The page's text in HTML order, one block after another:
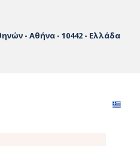
- Αθήνα - 10442 - Ελλάδα